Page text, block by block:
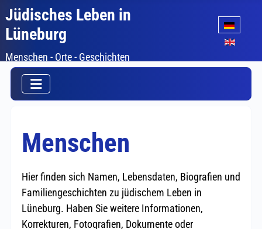
Jüdisches Leben in
Lüneburg
Menschen - Orte - Geschichten
Sprache